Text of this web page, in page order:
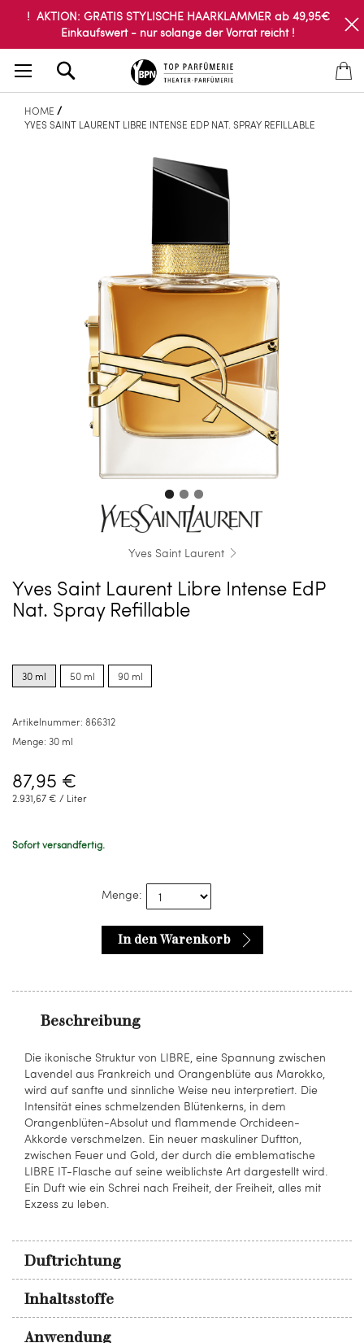
! AKTION: GRATIS STYLISCHE HAARKLAMMER ab 49,95€
Einkaufswert - nur solange der Vorrat reicht !
HOME
YVES SAINT LAURENT LIBRE INTENSE EDP NAT. SPRAY REFILLABLE
Yves Saint Laurent
Yves Saint Laurent Libre Intense EdP
Nat. Spray Refillable
options
for30 ml
options
for50 ml
options
for90 ml
Artikelnummer: 866312
Menge: 30 ml
87,95 €
2.931,67 € / Liter
Sofort versandfertig.
Menge:
In den Warenkorb
Beschreibung
Die ikonische Struktur von LIBRE, eine Spannung zwischen
Lavendel aus Frankreich und Orangenblüte aus Marokko,
wird auf sanfte und sinnliche Weise neu interpretiert. Die
Intensität eines schmelzenden Blütenkerns, in dem
Orangenblüten-Absolut und flammende Orchideen-
Akkorde verschmelzen. Ein neuer maskuliner Duftton,
zwischen Feuer und Gold, der durch die emblematische
LIBRE IT-Flasche auf seine weiblichste Art dargestellt wird.
Ein Duft wie ein Schrei nach Freiheit, der Freiheit, alles mit
Exzess zu leben.
Duftrichtung
Inhaltsstoffe
Anwendung